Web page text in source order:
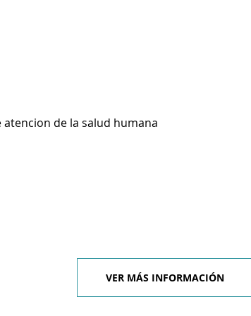
atencion de la salud humana
VER MÁS INFORMACIÓN